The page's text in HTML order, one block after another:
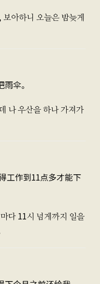
아하니 오늘은 밤늦게
伞。
나 우산을 하나 가져가
工作到11点多才能下
다 11시 넘게까지 일을